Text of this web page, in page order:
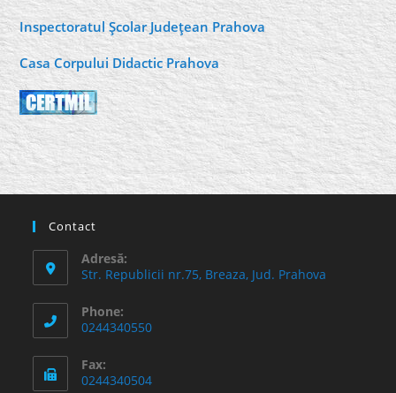
Inspectoratul Şcolar Judeţean Prahova
Casa Corpului Didactic Prahova
Contact
Adresă:
Str. Republicii nr.75, Breaza, Jud. Prahova
Phone:
0244340550
Fax:
0244340504